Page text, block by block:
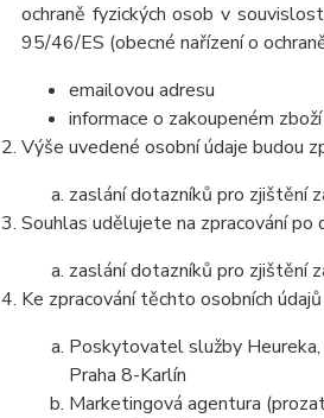
ochraně fyzických osob v
95/46/ES (obecné nařízení o
emailovou adresu
informace o zakoupeném zboží
Výše uvedené osobní údaje budou
zaslání dotazníků pro zjištění
Souhlas udělujete na zpracování po
zaslání dotazníků pro zjištění
Ke zpracování těchto osobních
Poskytovatel služby
Praha 8-Karlín
Marketingová agentura